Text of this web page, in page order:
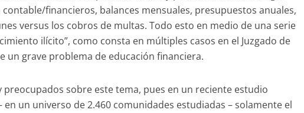
financieros, balances mensuales, presupuestos anuales,
versus los cobros de multas. Todo esto en medio de una serie
ilícito”, como consta en múltiples casos en el Juzgado de
un grave problema de educación financiera.
preocupados sobre este tema, pues en un reciente estudio
un universo de 2.460 comunidades estudiadas – solamente el